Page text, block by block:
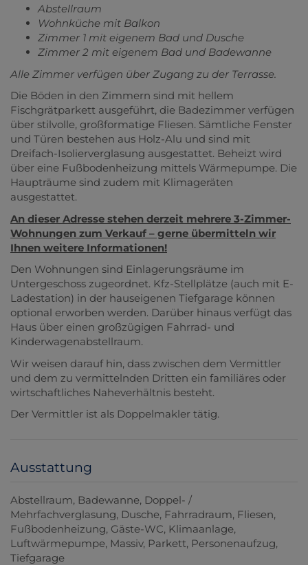
Abstellraum
Wohnküche mit Balkon
Zimmer 1 mit eigenem Bad und Dusche
Zimmer 2 mit eigenem Bad und Badewanne
Alle Zimmer verfügen über Zugang zu der Terrasse.
Die Böden in den Zimmern sind mit hellem
Fischgrätparkett ausgeführt, die Badezimmer verfügen
über stilvolle, großformatige Fliesen. Sämtliche Fenster
und Türen bestehen aus Holz-Alu und sind mit
Dreifach-Isolierverglasung ausgestattet. Beheizt wird
über eine Fußbodenheizung mittels Wärmepumpe. Die
Haupträume sind zudem mit Klimageräten
ausgestattet.
An dieser Adresse stehen derzeit mehrere 3-Zimmer-
Wohnungen zum Verkauf – gerne übermitteln wir
Ihnen weitere Informationen!
Den Wohnungen sind Einlagerungsräume im
Untergeschoss zugeordnet. Kfz-Stellplätze (auch mit E-
Ladestation) in der hauseigenen Tiefgarage können
optional erworben werden. Darüber hinaus verfügt das
Haus über einen großzügigen Fahrrad- und
Kinderwagenabstellraum.
Wir weisen darauf hin, dass zwischen dem Vermittler
und dem zu vermittelnden Dritten ein familiäres oder
wirtschaftliches Naheverhältnis besteht.
Der Vermittler ist als Doppelmakler tätig.
Ausstattung
Abstellraum Badewanne Doppel- /
Mehrfachverglasung Dusche Fahrradraum Fliesen
Fußbodenheizung Gäste-WC Klimaanlage
Luftwärmepumpe Massiv Parkett Personenaufzug
Tiefgarage